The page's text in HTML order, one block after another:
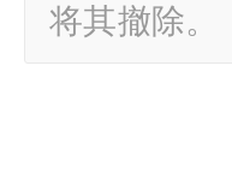
将其撤除。